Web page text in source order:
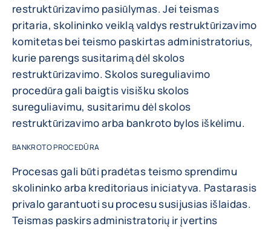
restruktūrizavimo pasiūlymas. Jei teismas
pritaria, skolininko veiklą valdys restruktūrizavimo
komitetas bei teismo paskirtas administratorius,
kurie parengs susitarimą dėl skolos
restruktūrizavimo. Skolos sureguliavimo
procedūra gali baigtis visišku skolos
sureguliavimu, susitarimu dėl skolos
restruktūrizavimo arba bankroto bylos iškėlimu.
BANKROTO PROCEDŪRA
Procesas gali būti pradėtas teismo sprendimu
skolininko arba kreditoriaus iniciatyva. Pastarasis
privalo garantuoti su procesu susijusias išlaidas.
Teismas paskirs administratorių ir įvertins